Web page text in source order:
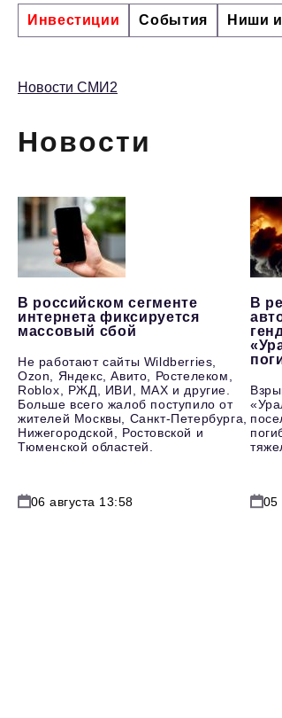
Инвестиции События Ниши
Новости СМИ2
Новости
В российском сегменте
интернета фиксируется
массовый сбой
Не работают сайты Wildberries,
Ozon, Яндекс, Авито, Ростелеком,
Roblox, РЖД, ИВИ, MAX и другие.
Больше всего жалоб поступило от
жителей Москвы, Санкт-Петербурга,
Нижегородской, Ростовской и
Тюменской областей.
06 августа 13:58
В
05